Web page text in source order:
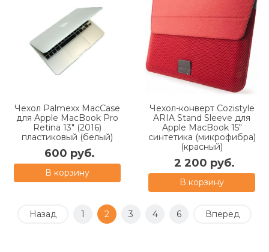
Чехол Palmexx MacCase
для Apple MacBook Pro
Retina 13" (2016)
пластиковый (белый)
600 руб.
В корзину
Чехол-конверт Cozistyle
ARIA Stand Sleeve для
Apple MacBook 15"
синтетика (микрофибра)
(красный)
2 200 руб.
В корзину
Назад 1 2 3 4 6 Вперед